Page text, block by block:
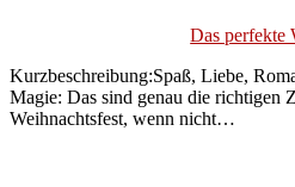
Das perfekte
Kurzbeschreibung:Spaß, Liebe,
Magie: Das sind genau die richtigen
Weihnachtsfest, wenn nicht…